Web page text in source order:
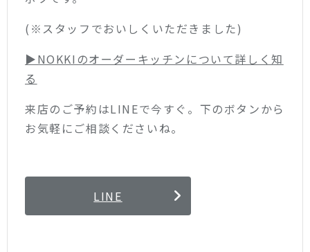
(※スタッフでおいしくいただきました)
▶︎NOKKIのオーダーキッチンについて詳しく知
る
来店のご予約はLINEで今すぐ。下のボタンから
お気軽にご相談くださいね。
LINE